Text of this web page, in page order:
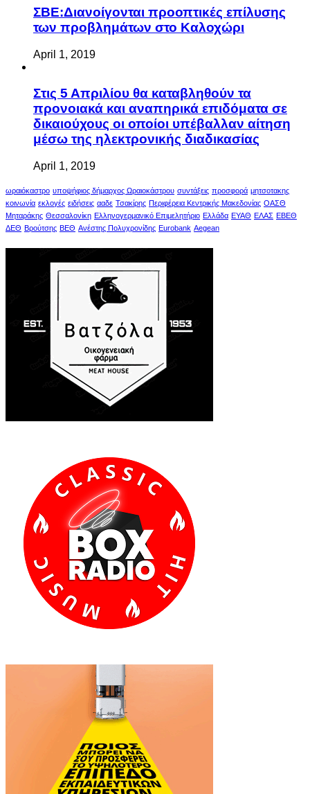
ΣΒΕ:Διανοίγονται προοπτικές επίλυσης
των προβλημάτων στο Καλοχώρι
April 1, 2019
Στις 5 Απριλίου θα καταβληθούν τα
προνοιακά και αναπηρικά επιδόματα σε
δικαιούχους οι οποίοι υπέβαλλαν αίτηση
μέσω της ηλεκτρονικής διαδικασίας
April 1, 2019
ωραιόκαστρο υποψήφιος δήμαρχος Ωραιοκάστρου συντάξεις προσφορά μητσοτακης
κοινωνία εκλογές ειδήσεις ααδε Τσακίρης Περιφέρεια Κεντρικής Μακεδονίας ΟΑΣΘ
Μηταράκης Θεσσαλονίκη Ελληνογερμανικό Επιμελητήριο Ελλάδα ΕΥΑΘ ΕΛΑΣ ΕΒΕΘ
ΔΕΘ Βρούτσης ΒΕΘ Ανέστης Πολυχρονίδης Eurobank Aegean